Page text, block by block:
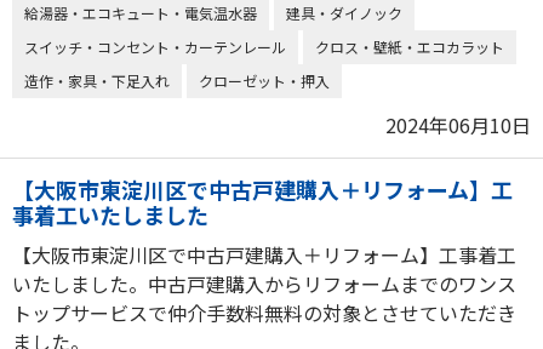
給湯器・エコキュート・電気温水器
建具・ダイノック
スイッチ・コンセント・カーテンレール
クロス・壁紙・エコカラット
造作・家具・下足入れ
クローゼット・押入
2024年06月10日
【大阪市東淀川区で中古戸建購入＋リフォーム】工
事着工いたしました
【大阪市東淀川区で中古戸建購入＋リフォーム】工事着工
いたしました。中古戸建購入からリフォームまでのワンス
トップサービスで仲介手数料無料の対象とさせていただき
ました。